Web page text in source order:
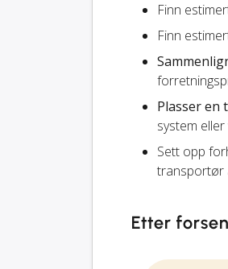
Finn
Finn
Plasser
system
Sett opp
transportør
Etter